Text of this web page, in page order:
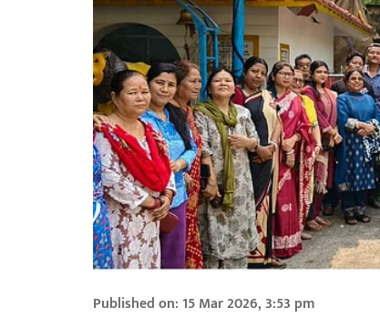
Published on: 15 Mar 2026, 3:53 pm